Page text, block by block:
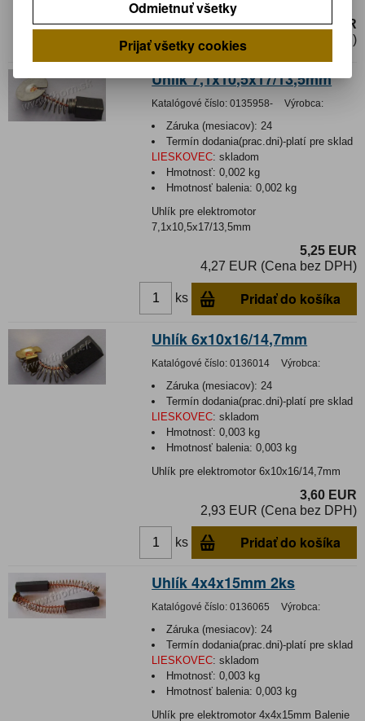
3,18 EUR
2,59 EUR (Cena bez DPH)
Uhlik 7,1x10,5x17/13,5mm
Katalógové číslo: 0135958- Výrobca:
Záruka (mesiacov): 24
Termín dodania(prac.dni)-platí pre sklad
LIESKOVEC: skladom
Hmotnosť:0,002 kg
Hmotnosť balenia:0,002 kg
Uhlík pre elektromotor
7,1x10,5x17/13,5mm
5,25 EUR
4,27 EUR (Cena bez DPH)
ks Pridať do košíka
Uhlík 6x10x16/14,7mm
Katalógové číslo: 0136014 Výrobca:
Záruka (mesiacov): 24
Termín dodania(prac.dni)-platí pre sklad
LIESKOVEC: skladom
Hmotnosť:0,003 kg
Hmotnosť balenia:0,003 kg
Uhlík pre elektromotor 6x10x16/14,7mm
3,60 EUR
2,93 EUR (Cena bez DPH)
ks Pridať do košíka
Uhlík 4x4x15mm 2ks
Katalógové číslo: 0136065 Výrobca:
Záruka (mesiacov): 24
Termín dodania(prac.dni)-platí pre sklad
LIESKOVEC: skladom
Hmotnosť:0,003 kg
Hmotnosť balenia:0,003 kg
Uhlík pre elektromotor 4x4x15mm Balenie
Odmietnuť všetky
Prijať všetky cookies